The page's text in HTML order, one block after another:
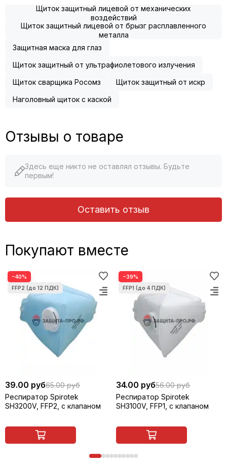
Щиток защитный лицевой от механических
воздействий
Щиток защитный лицевой от брызг расплавленного
металла
Защитная маска для глаз
Щиток защитный от ультрафиолетового излучения
Щиток сварщика Росомз
Щиток защитный от искр
Наголовный щиток с каской
Отзывы о товаре
Здесь еще никто не оставлял отзывы. Будьте
первым!
Оставить отзыв
Покупают вместе
−40%
39.00 руб65.00 руб
Респиратор Spirotek
SH3200V, FFP2, с клапаном
−39%
34.00 руб56.00 руб
Респиратор Spirotek
SH3100V, FFP1, с клапаном